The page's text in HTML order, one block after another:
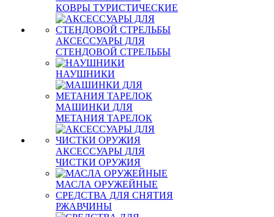
КОВРЫ ТУРИСТИЧЕСКИЕ
АКСЕССУАРЫ ДЛЯ
СТЕНДОВОЙ СТРЕЛЬБЫ
НАУШНИКИ
МАШИНКИ ДЛЯ
МЕТАНИЯ ТАРЕЛОК
АКСЕССУАРЫ ДЛЯ
ЧИСТКИ ОРУЖИЯ
МАСЛА ОРУЖЕЙНЫЕ
СРЕДСТВА ДЛЯ СНЯТИЯ
РЖАВЧИНЫ